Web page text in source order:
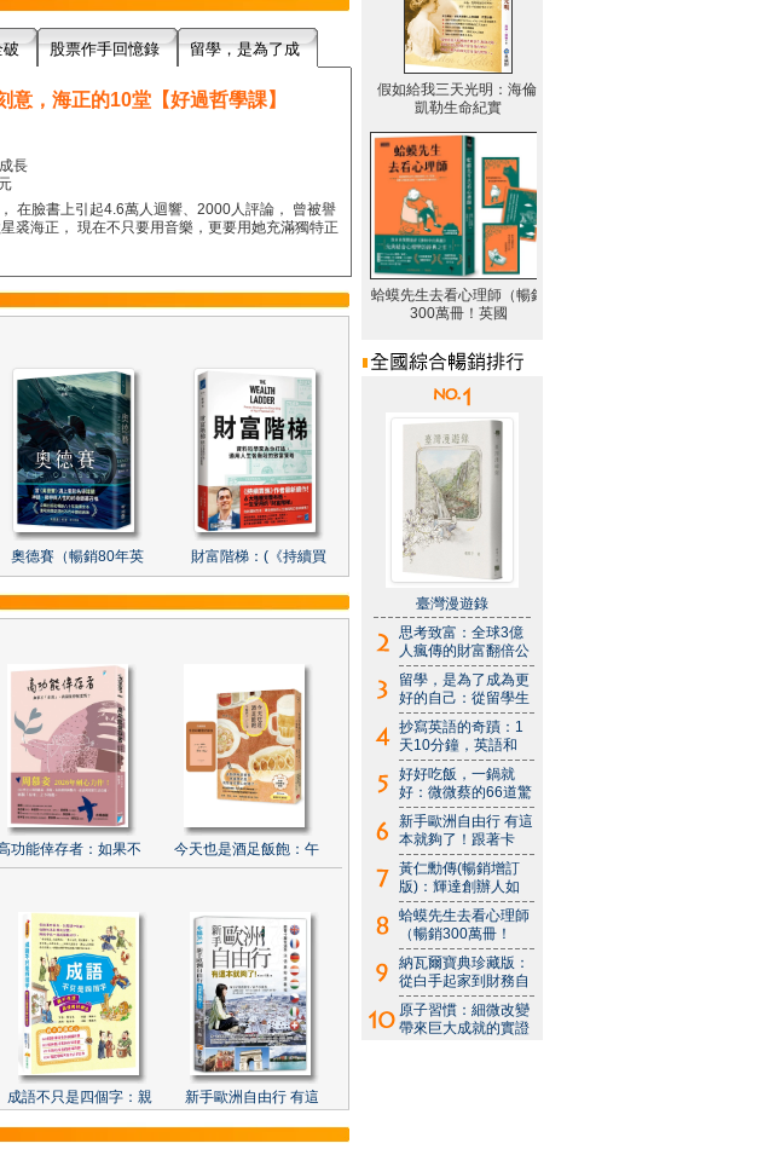
破 股票作手回憶錄 留學，是為了成
意，海正的10堂【好過哲學課】
長
在臉書上引起4.6萬人迴響、2000人評論， 曾被譽
裘海正， 現在不只要用音樂，更要用她充滿獨特正
奧德賽（暢銷80年英 財富階梯：(《持續買
功能倖存者：如果不 今天也是酒足飯飽：午
成語不只是四個字：親 新手歐洲自由行 有這
臺灣漫遊錄
思考致富：全球3億
人瘋傳的財富翻倍公
留學，是為了成為更
好的自己：從留學生
抄寫英語的奇蹟：1
天10分鐘，英語和
好好吃飯，一鍋就
好：微微蔡的66道驚
新手歐洲自由行 有這
本就夠了！跟著卡
黃仁勳傳(暢銷增訂
版)：輝達創辦人如
蛤蟆先生去看心理師
（暢銷300萬冊！
納瓦爾寶典珍藏版：
從白手起家到財務自
原子習慣：細微改變
帶來巨大成就的實證